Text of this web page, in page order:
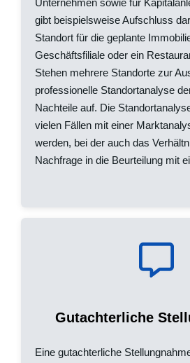
Unternehmen sowie für
gibt beispielsweise Aufschluss
Standort für die geplante
Geschäftsfiliale oder ein
Stehen mehrere Standorte zur
professionelle Standortanalyse
Nachteile auf. Die
vielen Fällen mit einer
werden, bei der auch das
Nachfrage in die Beurteilung mit
Gutachterliche
Eine gutachterliche